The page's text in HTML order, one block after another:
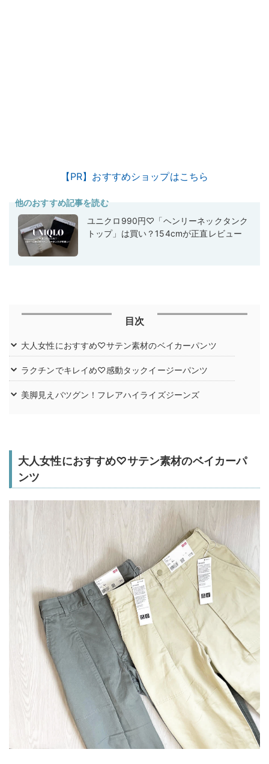
【PR】おすすめショップはこちら
他のおすすめ記事を読む
ユニクロ990円♡「ヘンリーネックタンク
トップ」は買い？154cmが正直レビュー
目次
大人女性におすすめ♡サテン素材のベイカーパンツ
ラクチンでキレイめ♡感動タックイージーパンツ
美脚見えバツグン！フレアハイライズジーンズ
大人女性におすすめ♡サテン素材のベイカーパ
ンツ